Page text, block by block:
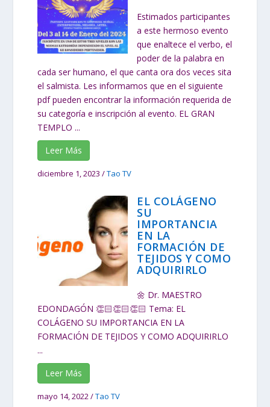
Estimados participantes
a este hermoso evento
que enaltece el verbo, el
poder de la palabra en
cada ser humano, el que canta ora dos veces sita
el salmista. Les informamos que en el siguiente
pdf pueden encontrar la información requerida de
su categoría e inscripción al evento. EL GRAN
TEMPLO ...
Leer Más
diciembre 1, 2023 /Tao TV
EL COLÁGENO
SU
IMPORTANCIA
EN LA
FORMACIÓN DE
TEJIDOS Y COMO
ADQUIRIRLO
🌼 Dr. MAESTRO
EDONDAGÓN 👏🏻👏🏻👏🏻 Tema: EL
COLÁGENO SU IMPORTANCIA EN LA
FORMACIÓN DE TEJIDOS Y COMO ADQUIRIRLO
...
Leer Más
mayo 14, 2022/Tao TV